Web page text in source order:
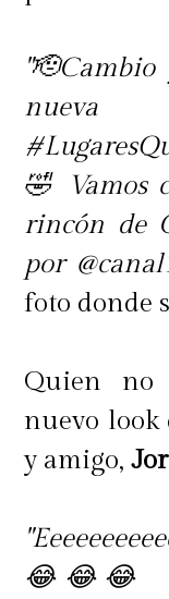
nueva
🤣 Vamos
rincón
por
foto donde
Quien no
nuevo look
y amigo,
😂😂😂